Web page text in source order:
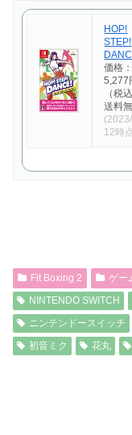
HOP!
STEP!
価格：
5,277
（税込
送料
12時
Fit Boxing 2 ゲー
NINTENDO SWITCH
ニンテンドースイッチ
初音ミク
花丸